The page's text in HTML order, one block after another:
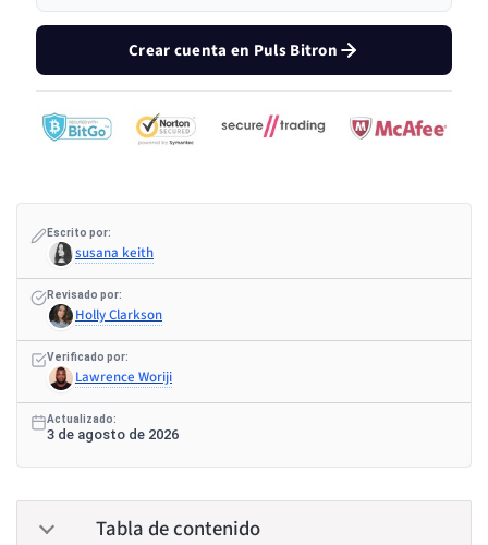
Crear cuenta en Puls Bitron
Escrito por:
susana keith
Revisado por:
Holly Clarkson
Verificado por:
Lawrence Woriji
Actualizado:
3 de agosto de 2026
Tabla de contenido